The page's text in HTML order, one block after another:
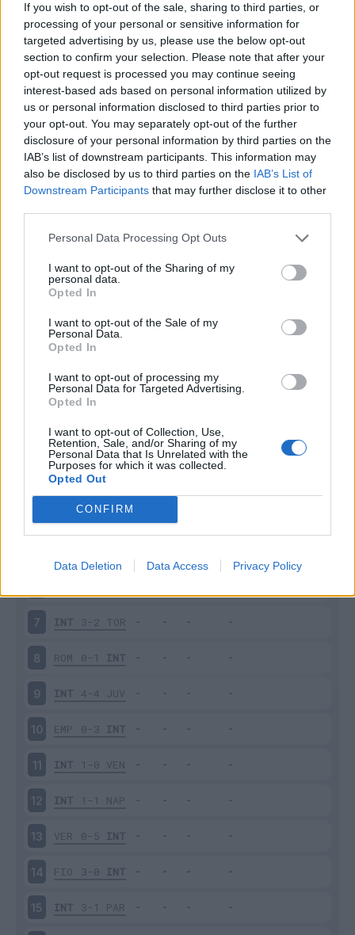
If you wish to opt-out of the sale, sharing to third parties, or
processing of your personal or sensitive information for
targeted advertising by us, please use the below opt-out
section to confirm your selection. Please note that after your
opt-out request is processed you may continue seeing
interest-based ads based on personal information utilized by
us or personal information disclosed to third parties prior to
your opt-out. You may separately opt-out of the further
disclosure of your personal information by third parties on the
IAB’s list of downstream participants. This information may
also be disclosed by us to third parties on the IAB’s List of
Downstream Participants that may further disclose it to other
Personal Data Processing Opt Outs
I want to opt-out of the Sharing of my
personal data.
Opted In
I want to opt-out of the Sale of my
Personal Data.
Opted In
I want to opt-out of processing my
Personal Data for Targeted Advertising.
Opted In
I want to opt-out of Collection, Use,
Retention, Sale, and/or Sharing of my
Personal Data that Is Unrelated with the
Purposes for which it was collected.
Opted Out
CONFIRM
Data Deletion Data Access Privacy Policy
Riepilogo stagione
Titolare 0 - 0%
Entrato 0 - 0 %
Squalificato 0 - 0%
%
Inutilizzato 38 - 100%
Scarica riepilogo
stagionale
Scarica
Giornata VotoFVEntratoUscito Bonus/Malus
GEN 2-2
INT 2-0 LEC
INT 4-0
1-1 INT
7 INT 3-2 TOR
8 ROM 0-1 INT
9 INT 4-4 JUV
10 EMP 0-3 INT
11 INT 1-0 VEN
12 INT 1-1 NAP
13 VER 0-5 INT
14 FIO 3-0 INT
15 INT 3-1 PAR